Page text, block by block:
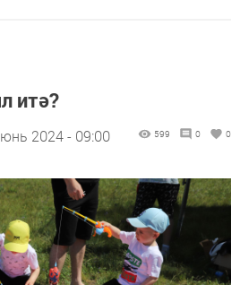
итә?
2024 - 09:00 599 0 0